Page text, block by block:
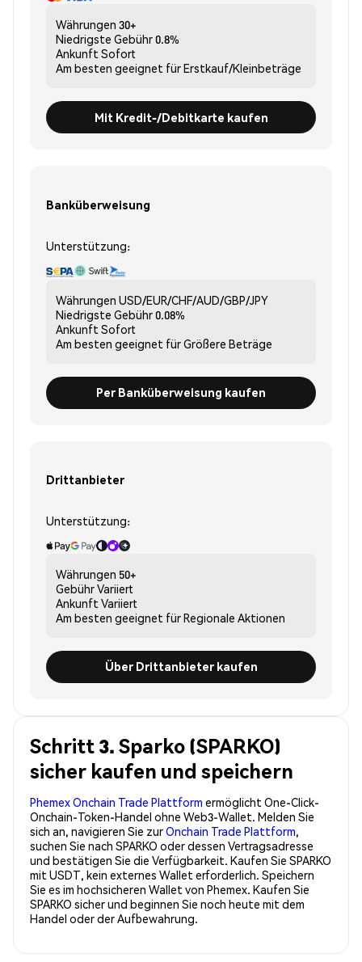
Währungen 30+
Niedrigste Gebühr0.8%
Ankunft Sofort
Am besten geeignet fürErstkauf/Kleinbeträge
Mit Kredit-/Debitkarte kaufen
Banküberweisung
Unterstützung:
Währungen USD/EUR/CHF/AUD/GBP/JPY
Niedrigste Gebühr0.08%
Ankunft Sofort
Am besten geeignet fürGrößere Beträge
Per Banküberweisung kaufen
Drittanbieter
Unterstützung:
Währungen 50+
GebührVariiert
Ankunft Variiert
Am besten geeignet fürRegionale Aktionen
Über Drittanbieter kaufen
Schritt 3. Sparko (SPARKO)
sicher kaufen und speichern
Phemex Onchain Trade Plattform ermöglicht One-Click-
Onchain-Token-Handel ohne Web3-Wallet. Melden Sie
sich an, navigieren Sie zurOnchain Trade Plattform,
suchen Sie nach SPARKO oder dessen Vertragsadresse
und bestätigen Sie die Verfügbarkeit. Kaufen Sie SPARKO
mit USDT, kein externes Wallet erforderlich. Speichern
Sie es im hochsicheren Wallet von Phemex. Kaufen Sie
SPARKO sicher und beginnen Sie noch heute mit dem
Handel oder der Aufbewahrung.